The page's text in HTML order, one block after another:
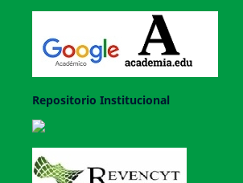
Repositorio Institucional